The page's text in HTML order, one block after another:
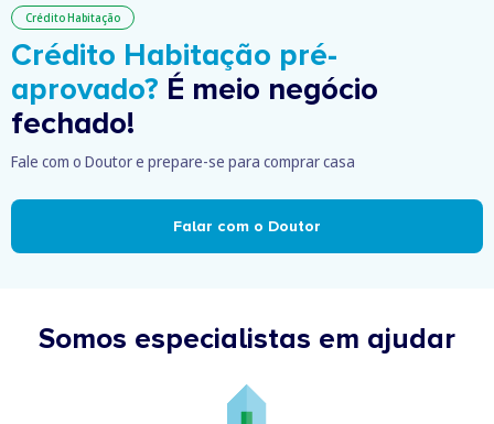
Crédito Habitação
Crédito Habitação pré-
aprovado? É meio negócio
fechado!
Fale com o Doutor e prepare-se para comprar casa
Falar com o Doutor
Somos especialistas em ajudar